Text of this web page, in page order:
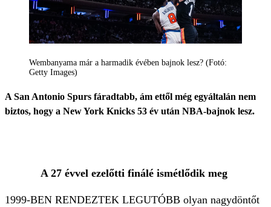
Wembanyama már a harmadik évében bajnok lesz? (Fotó:
Getty Images)
A San Antonio Spurs fáradtabb, ám ettől még egyáltalán nem
biztos, hogy a New York Knicks 53 év után NBA-bajnok lesz.
A 27 évvel ezelőtti finálé ismétlődik meg
1999-BEN RENDEZTEK LEGUTÓBB olyan nagydöntőt